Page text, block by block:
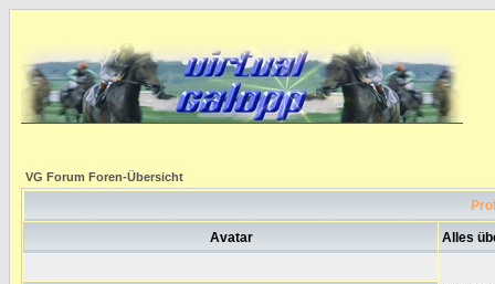
VG Forum Foren-Übersicht
Avatar Alles